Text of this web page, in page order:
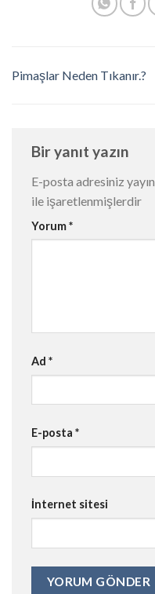
Pimaşlar Neden Tıkanır.?
Bir yanıt yazın
E-posta adresiniz
ile işaretlenmişlerdir
Yorum*
Ad *
E-posta *
İnternet sitesi